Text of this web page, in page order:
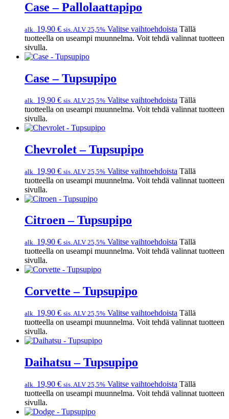
Case – Pallolaattapipo
alk. 19,90 € sis. ALV 25,5% Valitse vaihtoehdoista Tällä
tuotteella on useampi muunnelma. Voit tehdä valinnat tuotteen
sivulla.
Case – Tupsupipo
alk. 19,90 € sis. ALV 25,5% Valitse vaihtoehdoista Tällä
tuotteella on useampi muunnelma. Voit tehdä valinnat tuotteen
sivulla.
Chevrolet – Tupsupipo
alk. 19,90 € sis. ALV 25,5% Valitse vaihtoehdoista Tällä
tuotteella on useampi muunnelma. Voit tehdä valinnat tuotteen
sivulla.
Citroen – Tupsupipo
alk. 19,90 € sis. ALV 25,5% Valitse vaihtoehdoista Tällä
tuotteella on useampi muunnelma. Voit tehdä valinnat tuotteen
sivulla.
Corvette – Tupsupipo
alk. 19,90 € sis. ALV 25,5% Valitse vaihtoehdoista Tällä
tuotteella on useampi muunnelma. Voit tehdä valinnat tuotteen
sivulla.
Daihatsu – Tupsupipo
alk. 19,90 € sis. ALV 25,5% Valitse vaihtoehdoista Tällä
tuotteella on useampi muunnelma. Voit tehdä valinnat tuotteen
sivulla.